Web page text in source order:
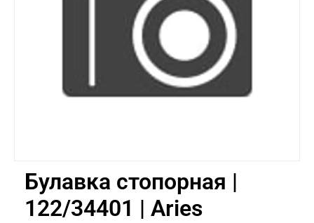
Булавка стопорная |
122/34401 | Aries